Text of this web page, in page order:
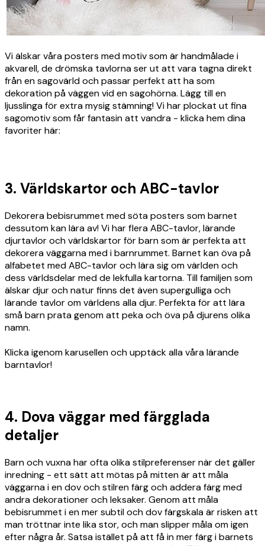
Vi älskar våra posters med motiv som är handmålade i
akvarell, de drömska tavlorna ser ut att vara tagna direkt
från en sagovärld och passar perfekt att ha som
dekoration på väggen vid en sagohörna. Lägg till en
ljusslinga för extra mysig stämning! Vi har plockat ut fina
sagomotiv som får fantasin att vandra - klicka hem dina
favoriter här:
3. Världskartor och ABC-tavlor
Dekorera bebisrummet med söta posters som barnet
dessutom kan lära av! Vi har flera ABC-tavlor, lärande
djurtavlor och världskartor för barn som är perfekta att
dekorera väggarna med i barnrummet. Barnet kan öva på
alfabetet med ABC-tavlor och lära sig om världen och
dess världsdelar med de lekfulla kartorna. Till familjen som
älskar djur och natur finns det även supergulliga och
lärande tavlor om världens alla djur. Perfekta för att lära
små barn prata genom att peka och öva på djurens olika
namn.
Klicka igenom karusellen och upptäck alla våra lärande
barntavlor!
4. Dova väggar med färgglada
detaljer
Barn och vuxna har ofta olika stilpreferenser när det gäller
inredning - ett sätt att mötas på mitten är att måla
väggarna i en dov och stilren färg och addera färg med
andra dekorationer och leksaker. Genom att måla
bebisrummet i en mer subtil och dov färgskala är risken att
man tröttnar inte lika stor, och man slipper måla om igen
efter några år. Satsa istället på att få in mer färg i barnets